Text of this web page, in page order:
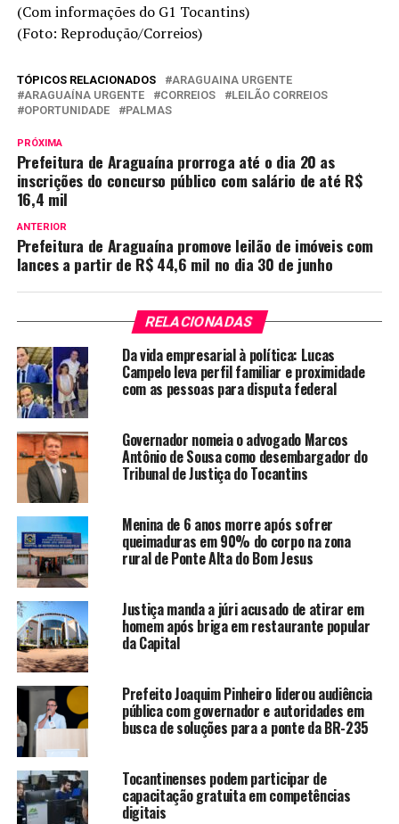
(Com informações do G1 Tocantins)
(Foto: Reprodução/Correios)
TÓPICOS RELACIONADOS
ARAGUAINA URGENTE
ARAGUAÍNA URGENTE
CORREIOS
LEILÃO CORREIOS
OPORTUNIDADE
PALMAS
PRÓXIMA
Prefeitura de Araguaína prorroga até o dia 20 as
inscrições do concurso público com salário de até R$
16,4 mil
ANTERIOR
Prefeitura de Araguaína promove leilão de imóveis com
lances a partir de R$ 44,6 mil no dia 30 de junho
RELACIONADAS
Da vida empresarial à política: Lucas
Campelo leva perfil familiar e proximidade
com as pessoas para disputa federal
Governador nomeia o advogado Marcos
Antônio de Sousa como desembargador do
Tribunal de Justiça do Tocantins
Menina de 6 anos morre após sofrer
queimaduras em 90% do corpo na zona
rural de Ponte Alta do Bom Jesus
Justiça manda a júri acusado de atirar em
homem após briga em restaurante popular
da Capital
Prefeito Joaquim Pinheiro liderou audiência
pública com governador e autoridades em
busca de soluções para a ponte da BR-235
Tocantinenses podem participar de
capacitação gratuita em competências
digitais